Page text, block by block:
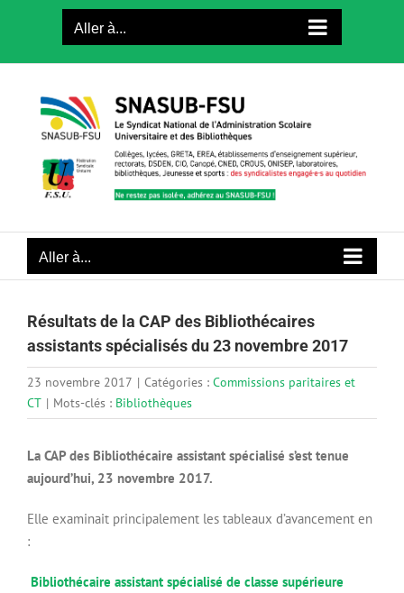
Aller à...
Aller à...
Résultats de la CAP des Bibliothécaires
assistants spécialisés du 23 novembre 2017
23 novembre 2017 | Catégories : Commissions paritaires et
CT | Mots-clés : Bibliothèques
La CAP des Bibliothécaire assistant spécialisé s’est tenue
aujourd’hui, 23 novembre 2017.
Elle examinait principalement les tableaux d’avancement en
:
Bibliothécaire assistant spécialisé de classe supérieure